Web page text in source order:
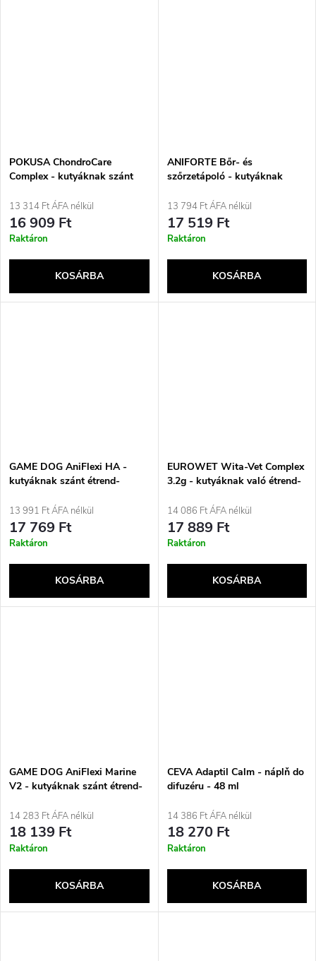
POKUSA ChondroCare
Complex - kutyáknak szánt
13 314 Ft ÁFA nélkül
16 909 Ft
Raktáron
KOSÁRBA
ANIFORTE Bőr- és
szőrzetápoló - kutyáknak
tabletta
13 794 Ft ÁFA nélkül
17 519 Ft
Raktáron
KOSÁRBA
GAME DOG AniFlexi HA -
kutyáknak szánt étrend-
13 991 Ft ÁFA nélkül
17 769 Ft
Raktáron
KOSÁRBA
EUROWET Wita-Vet Complex
3.2g - kutyáknak való étrend-
14 086 Ft ÁFA nélkül
17 889 Ft
Raktáron
KOSÁRBA
GAME DOG AniFlexi Marine
V2 - kutyáknak szánt étrend-
14 283 Ft ÁFA nélkül
18 139 Ft
Raktáron
KOSÁRBA
CEVA Adaptil Calm - náplň do
difuzéru - 48 ml
14 386 Ft ÁFA nélkül
18 270 Ft
Raktáron
KOSÁRBA